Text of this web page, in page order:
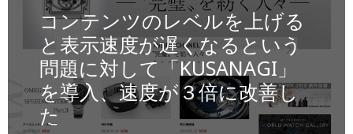
コンテンツのレベルを上げる
と表示速度が遅くなるという
問題に対して「KUSANAGI」
を導入、速度が３倍に改善し
た